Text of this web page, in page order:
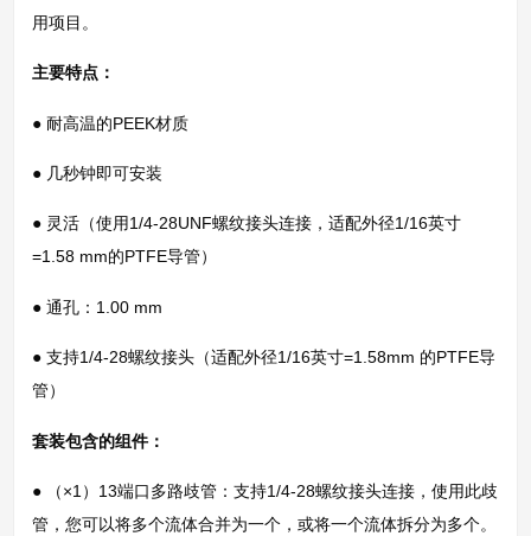
用项目。
主要特点：
● 耐高温的PEEK材质
● 几秒钟即可安装
● 灵活（使用1/4-28UNF螺纹接头连接，适配外径1/16英寸
=1.58 mm的PTFE导管）
● 通孔：1.00 mm
● 支持1/4-28螺纹接头（适配外径1/16英寸=1.58mm 的PTFE导
管）
套装包含的组件：
● （×1）13端口多路歧管：支持1/4-28螺纹接头连接，使用此歧
管，您可以将多个流体合并为一个，或将一个流体拆分为多个。